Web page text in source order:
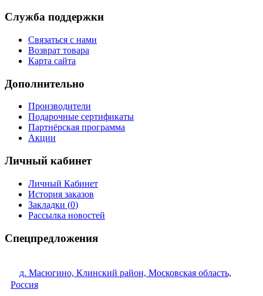
Служба поддержки
Связаться с нами
Возврат товара
Карта сайта
Дополнительно
Производители
Подарочные сертификаты
Партнёрская программа
Акции
Личный кабинет
Личный Кабинет
История заказов
Закладки (0)
Рассылка новостей
Спецпредложения
д. Масюгино, Клинский район, Московская область,
Россия